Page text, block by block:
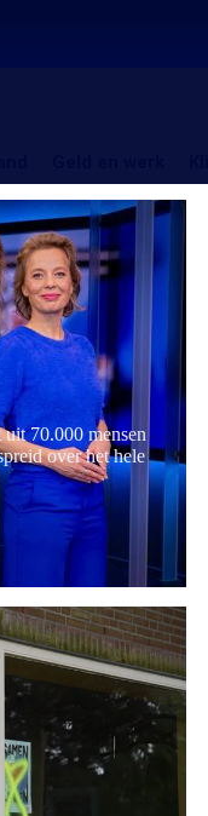
en
werk
70.000 mensen
over het hele